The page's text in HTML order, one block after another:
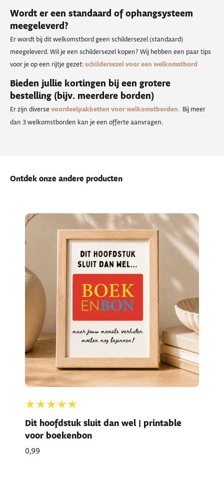
Wordt er een standaard of ophangsysteem
meegeleverd?
Er wordt bij dit welkomstbord geen schildersezel (standaard)
meegeleverd. Wil je een schildersezel kopen? Wij hebben een paar tips
voor je op een rijtje gezet: schildersezel voor een welkomstbord
Bieden jullie kortingen bij een grotere
bestelling (bijv. meerdere borden)
Er zijn diverse voordeelpakketten voor welkomstborden. Bij meer
dan 3 welkomstborden kan je een offerte aanvragen.
Ontdek onze andere producten
★★★★★
Dit hoofdstuk sluit dan wel | printable
voor boekenbon
0,99